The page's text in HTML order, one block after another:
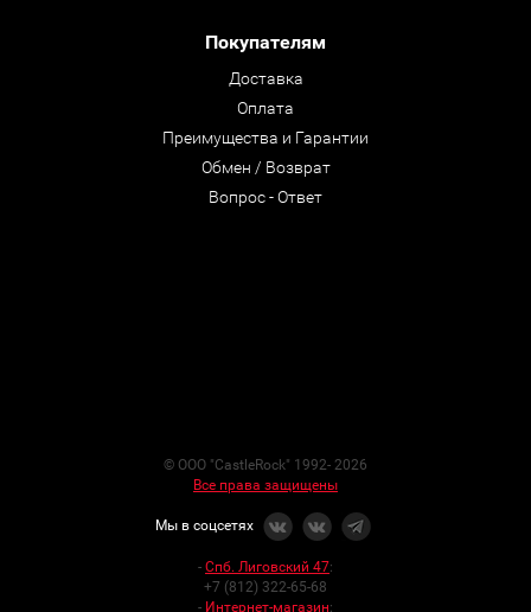
Покупателям
Доставка
Оплата
Преимущества и Гарантии
Обмен / Возврат
Вопрос - Ответ
© ООО "CastleRock" 1992- 2026
Все права защищены
Мы в соцсетях
- Спб. Лиговский 47:
+7 (812) 322-65-68
- Интернет-магазин: